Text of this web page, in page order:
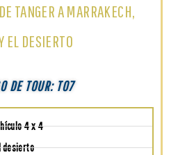
TANGER A MARRAKECH,
EL DESIERTO
DE TOUR: TO7
4 x 4
desierto